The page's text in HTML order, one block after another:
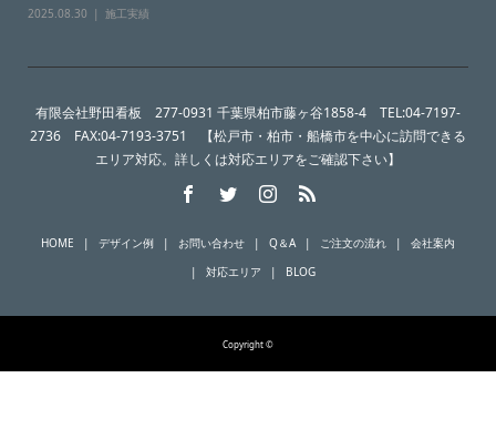
2025.08.30 施工実績
有限会社野田看板 277-0931 千葉県柏市藤ヶ谷1858-4 TEL:04-7197-
2736 FAX:04-7193-3751 【松戸市・柏市・船橋市を中心に訪問できる
エリア対応。詳しくは対応エリアをご確認下さい】
HOME デザイン例 お問い合わせ Q＆A ご注文の流れ
会社案内
対応エリア
BLOG
Copyright ©